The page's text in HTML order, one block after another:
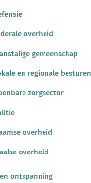
overheid
gemeenschap
en regionale besturen
zorgsector
overheid
overheid
ontspanning